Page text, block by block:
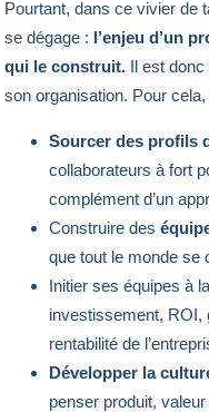
Pourtant, dans ce vivier de
se dégage : l’enjeu d’un
qui le construit. Il est donc
son organisation. Pour
Sourcer des profils
collaborateurs à fort
complément d’un
Construire des
que tout le monde se
Initier ses équipes à la
investissement, ROI,
rentabilité de
Développer la
penser produit,